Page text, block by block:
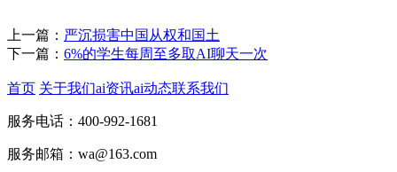
上一篇： 严沉损害中国从权和国土
下一篇： 6%的学生每周至多取AI聊天一次
首页 关于我们ai资讯ai动态联系我们
服务电话：400-992-1681
服务邮箱：wa@163.com